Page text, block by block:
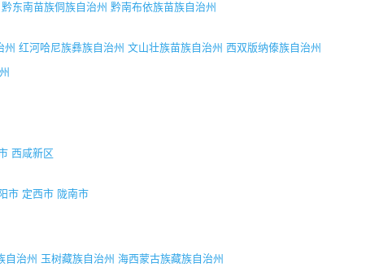
黔东南苗族侗族自治州 黔南布依族苗族自治州
州 红河哈尼族彝族自治州 文山壮族苗族自治州 西双版纳傣族自治州
西咸新区
市 定西市 陇南市
自治州 玉树藏族自治州 海西蒙古族藏族自治州